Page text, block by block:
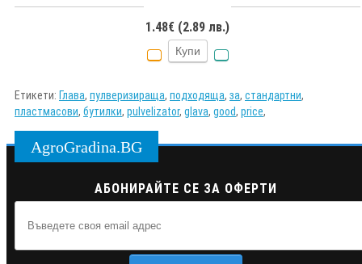
1.48€ (2.89 лв.)
Купи
Етикети: Глава, пулверизираща, подходяща, за, стандартни,
пластмасови, бутилки, pulvelizator, glava, good, price,
AgroGradina.BG
АБОНИРАЙТЕ СЕ ЗА ОФЕРТИ